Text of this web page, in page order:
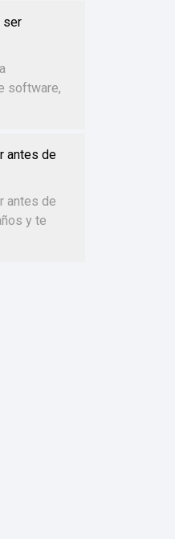
ser
software,
antes de
antes de
y te